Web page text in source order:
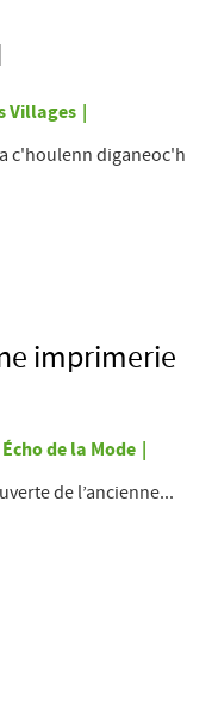
Villages
c'houlenn diganeoc'h
imprimerie
de la Mode
de l’ancienne...